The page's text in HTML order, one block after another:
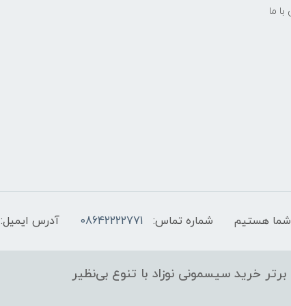
ما
شماره تماس: 08642222771 آدرس ایمیل:
خرید سیسمونی نوزاد با تنوع بی‌نظیر